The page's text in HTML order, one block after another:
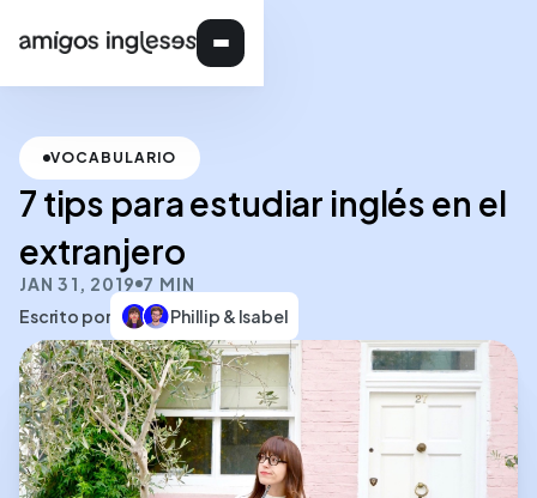
VOCABULARIO
7 tips para estudiar inglés en el
extranjero
JAN 31, 2019 7 MIN
Escrito por
Phillip & Isabel